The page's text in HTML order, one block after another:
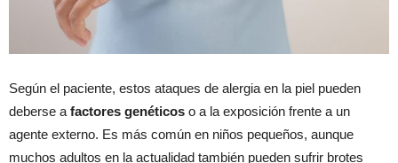
Según el paciente, estos ataques de alergia en la piel pueden
deberse a factores genéticos o a la exposición frente a un
agente externo. Es más común en niños pequeños, aunque
muchos adultos en la actualidad también pueden sufrir brotes